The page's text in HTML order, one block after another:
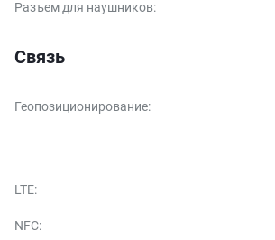
Разъем для наушников:
Связь
Геопозиционирование:
LTE:
NFC: